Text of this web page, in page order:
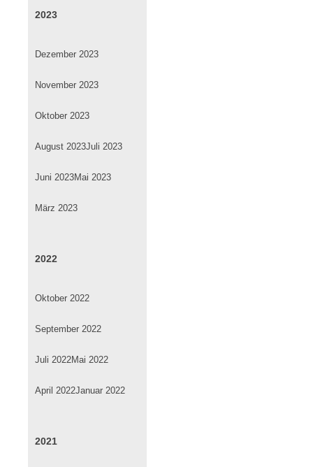
2023
Dezember 2023
November 2023
Oktober 2023
August 2023Juli 2023
Juni 2023Mai 2023
März 2023
2022
Oktober 2022
September 2022
Juli 2022Mai 2022
April 2022Januar 2022
2021